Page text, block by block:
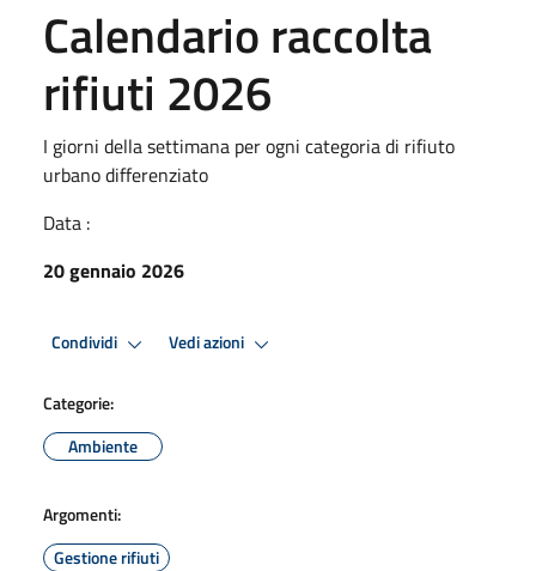
Calendario raccolta
rifiuti 2026
I giorni della settimana per ogni categoria di rifiuto
urbano differenziato
Data :
20 gennaio 2026
Condividi Vedi azioni
Categorie:
Ambiente
Argomenti:
Gestione rifiuti